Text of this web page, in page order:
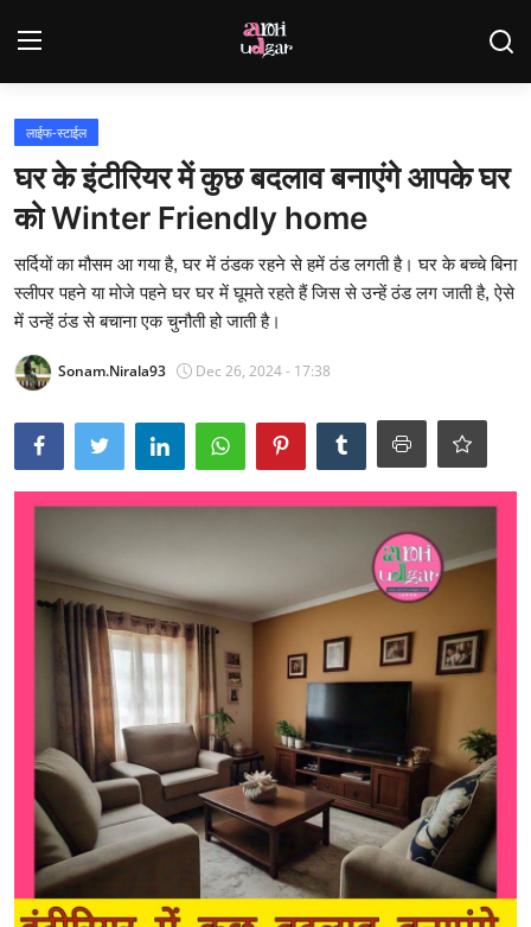
Login
Home
Contact
Gallery
राजस्थान
विदेश
व्यापार
एज्युकेशन
हेल्थ
राशिफल
स्पोर्टस्
लाईफ-स्टाईल
लाईफ-स्टाईल
घर के इंटीरियर में कुछ बदलाव बनाएंगे आपके घर
को Winter Friendly home
सर्दियों का मौसम आ गया है, घर में ठंडक रहने से हमें ठंड लगती है। घर के बच्चे बिना
स्लीपर पहने या मोजे पहने घर घर में घूमते रहते हैं जिस से उन्हें ठंड लग जाती है, ऐसे
में उन्हें ठंड से बचाना एक चुनौती हो जाती है।
Sonam.Nirala93 Dec 26, 2024 - 17:38